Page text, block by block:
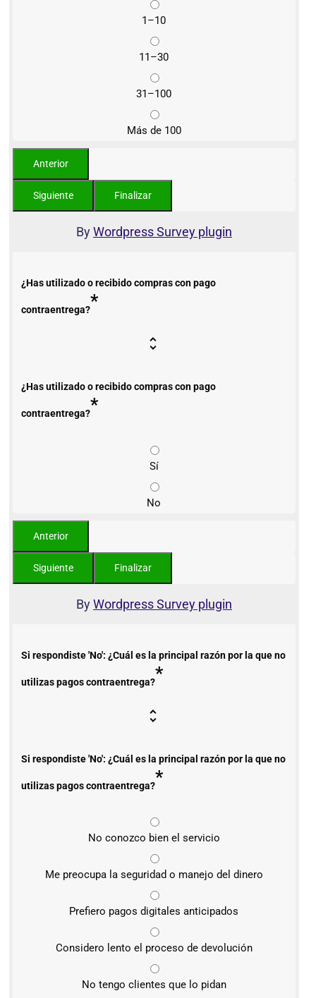
1–10
11–30
31–100
Más de 100
ByWordpress Survey plugin
¿Has utilizado o recibido compras con pago
contraentrega?*
¿Has utilizado o recibido compras con pago
contraentrega?*
Sí
No
ByWordpress Survey plugin
Si respondiste 'No': ¿Cuál es la principal razón por la que no
utilizas pagos contraentrega?*
Si respondiste 'No': ¿Cuál es la principal razón por la que no
utilizas pagos contraentrega?*
No conozco bien el servicio
Me preocupa la seguridad o manejo del dinero
Prefiero pagos digitales anticipados
Considero lento el proceso de devolución
No tengo clientes que lo pidan